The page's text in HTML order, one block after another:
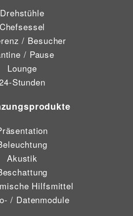
Drehstühle
Chefsessel
/ Besucher
/ Pause
Lounge
Stunden
Akustik
Hilfsmittel
/ Datenmodule